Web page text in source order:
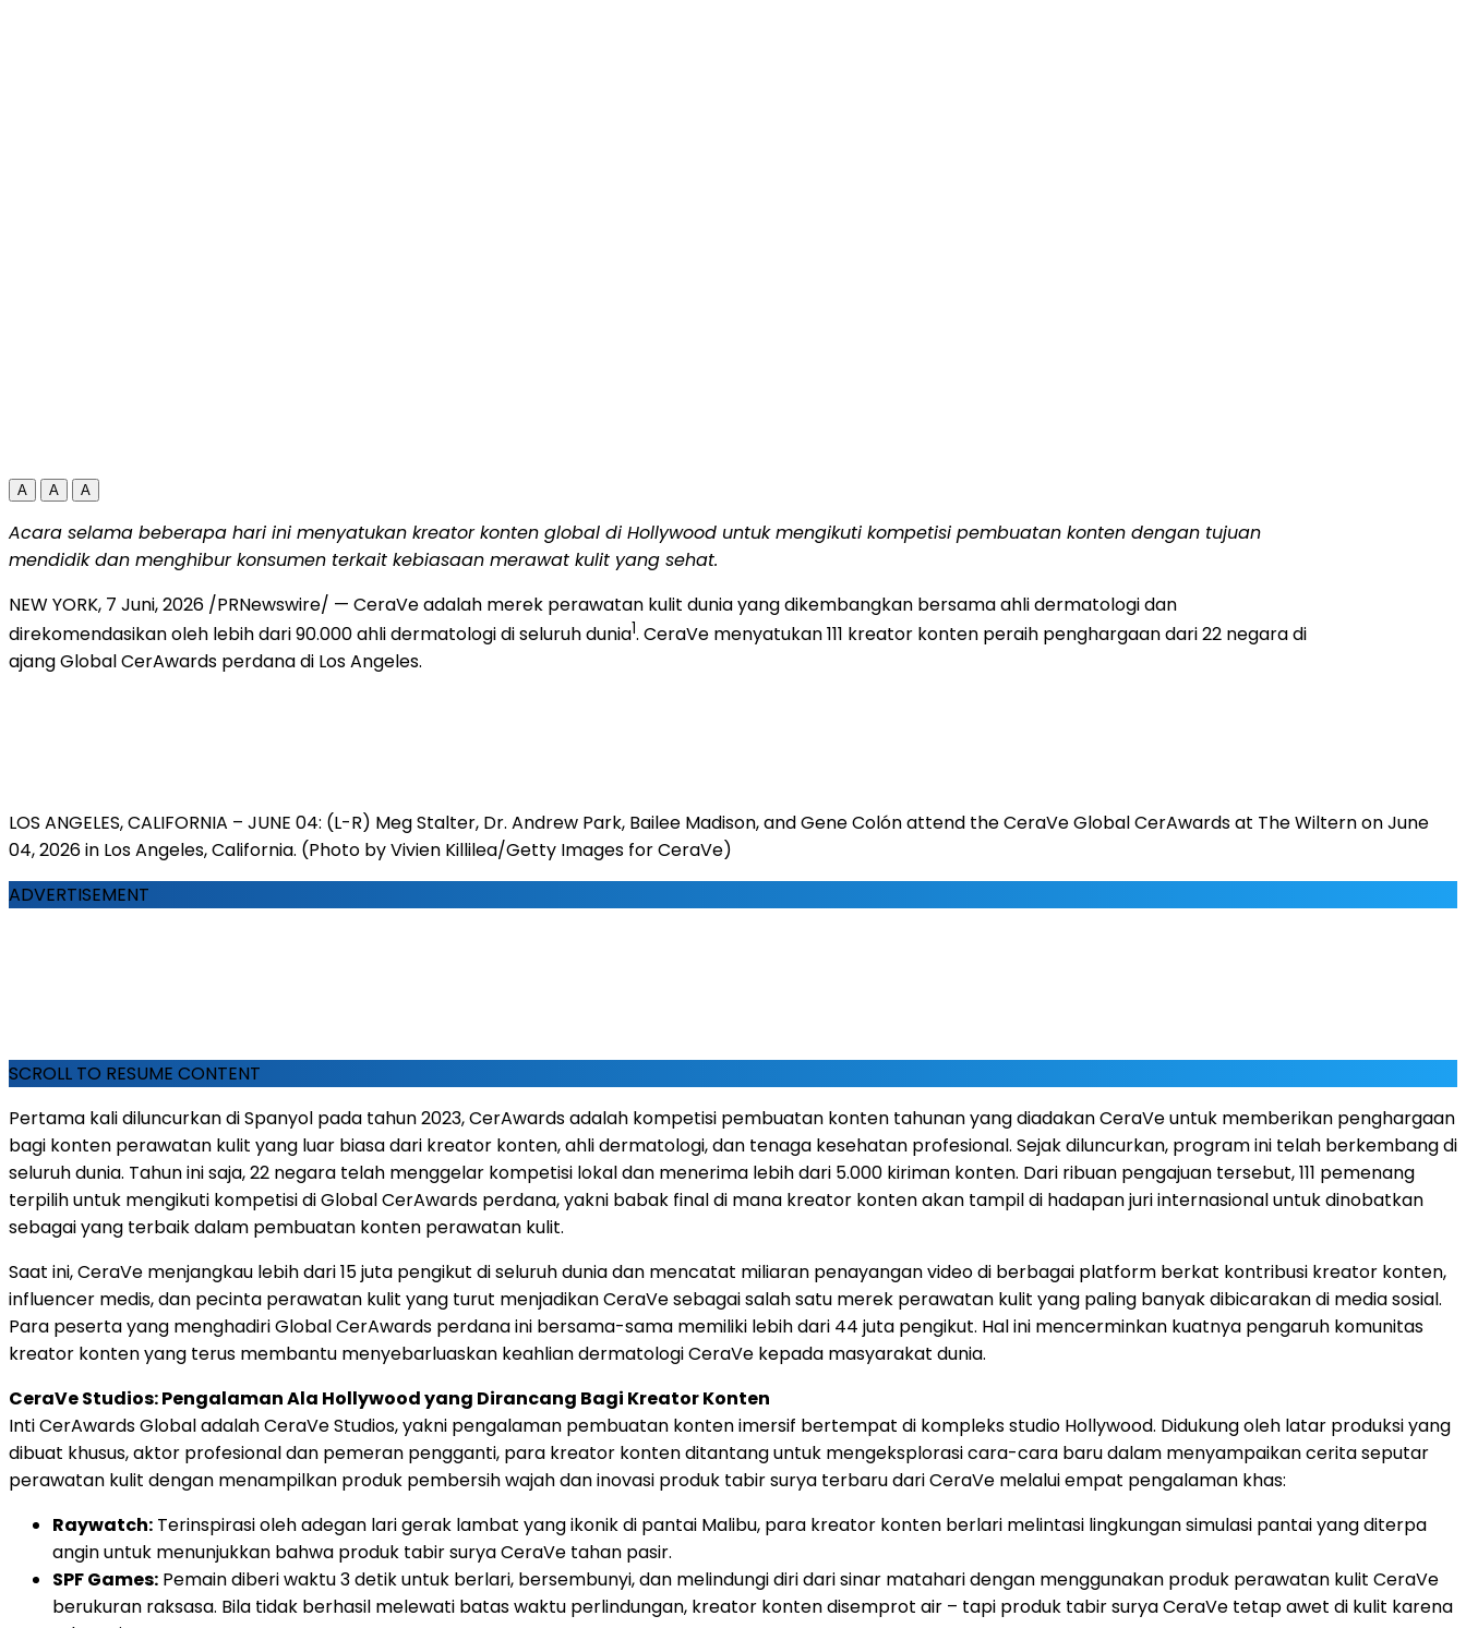
A A A
Acara selama beberapa hari ini menyatukan kreator konten global di Hollywood untuk mengikuti kompetisi pembuatan konten dengan tujuan
mendidik dan menghibur konsumen terkait kebiasaan merawat kulit yang sehat.
NEW YORK, 7 Juni, 2026 /PRNewswire/ — CeraVe adalah merek perawatan kulit dunia yang dikembangkan bersama ahli dermatologi dan
direkomendasikan oleh lebih dari 90.000 ahli dermatologi di seluruh dunia1. CeraVe menyatukan 111 kreator konten peraih penghargaan dari 22 negara di
ajang Global CerAwards perdana di Los Angeles.
LOS ANGELES, CALIFORNIA – JUNE 04: (L-R) Meg Stalter, Dr. Andrew Park, Bailee Madison, and Gene Colón attend the CeraVe Global CerAwards at The Wiltern on June
04, 2026 in Los Angeles, California. (Photo by Vivien Killilea/Getty Images for CeraVe)
ADVERTISEMENT
SCROLL TO RESUME CONTENT
Pertama kali diluncurkan di Spanyol pada tahun 2023, CerAwards adalah kompetisi pembuatan konten tahunan yang diadakan CeraVe untuk memberikan penghargaan
bagi konten perawatan kulit yang luar biasa dari kreator konten, ahli dermatologi, dan tenaga kesehatan profesional. Sejak diluncurkan, program ini telah berkembang di
seluruh dunia. Tahun ini saja, 22 negara telah menggelar kompetisi lokal dan menerima lebih dari 5.000 kiriman konten. Dari ribuan pengajuan tersebut, 111 pemenang
terpilih untuk mengikuti kompetisi di Global CerAwards perdana, yakni babak final di mana kreator konten akan tampil di hadapan juri internasional untuk dinobatkan
sebagai yang terbaik dalam pembuatan konten perawatan kulit.
Saat ini, CeraVe menjangkau lebih dari 15 juta pengikut di seluruh dunia dan mencatat miliaran penayangan video di berbagai platform berkat kontribusi kreator konten,
influencer medis, dan pecinta perawatan kulit yang turut menjadikan CeraVe sebagai salah satu merek perawatan kulit yang paling banyak dibicarakan di media sosial.
Para peserta yang menghadiri Global CerAwards perdana ini bersama-sama memiliki lebih dari 44 juta pengikut. Hal ini mencerminkan kuatnya pengaruh komunitas
kreator konten yang terus membantu menyebarluaskan keahlian dermatologi CeraVe kepada masyarakat dunia.
CeraVe Studios: Pengalaman Ala Hollywood yang Dirancang Bagi Kreator Konten
Inti CerAwards Global adalah CeraVe Studios, yakni pengalaman pembuatan konten imersif bertempat di kompleks studio Hollywood. Didukung oleh latar produksi yang
dibuat khusus, aktor profesional dan pemeran pengganti, para kreator konten ditantang untuk mengeksplorasi cara-cara baru dalam menyampaikan cerita seputar
perawatan kulit dengan menampilkan produk pembersih wajah dan inovasi produk tabir surya terbaru dari CeraVe melalui empat pengalaman khas:
Raywatch: Terinspirasi oleh adegan lari gerak lambat yang ikonik di pantai Malibu, para kreator konten berlari melintasi lingkungan simulasi pantai yang diterpa
angin untuk menunjukkan bahwa produk tabir surya CeraVe tahan pasir.
SPF Games: Pemain diberi waktu 3 detik untuk berlari, bersembunyi, dan melindungi diri dari sinar matahari dengan menggunakan produk perawatan kulit CeraVe
berukuran raksasa. Bila tidak berhasil melewati batas waktu perlindungan, kreator konten disemprot air – tapi produk tabir surya CeraVe tetap awet di kulit karena